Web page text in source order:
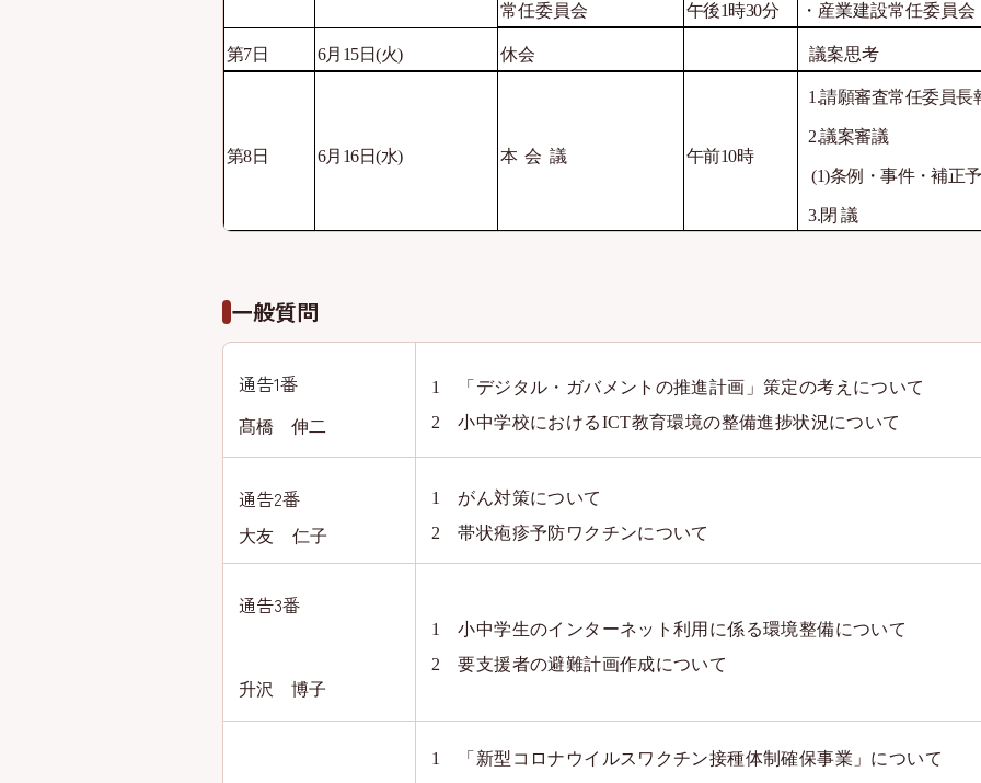
常任委員会 午後1時30分 ・産業建設常任委員会
第7日 6月15日(火) 休会 議案思考
第8日 6月16日(水) 本 会 議 午前10時
1.請願審査常任委員長
2.議案審議
(1)条例・事件・補正
3.閉 議
一般質問
通告1番
髙橋 伸二
1 「デジタル・ガバメントの推進計画」策定の考えについて
2 小中学校におけるICT教育環境の整備進捗状況について
通告2番
大友 仁子
1 がん対策について
2 帯状疱疹予防ワクチンについて
通告3番
升沢 博子
1 小中学生のインターネット利用に係る環境整備について
2 要支援者の避難計画作成について
1 「新型コロナウイルスワクチン接種体制確保事業」について